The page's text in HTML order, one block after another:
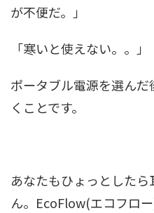
が不便だ。」
「寒いと使えない。。」
ポータブル電源を選ん
くことです。
あなたもひょっとした
ん。EcoFlow(エコフロ